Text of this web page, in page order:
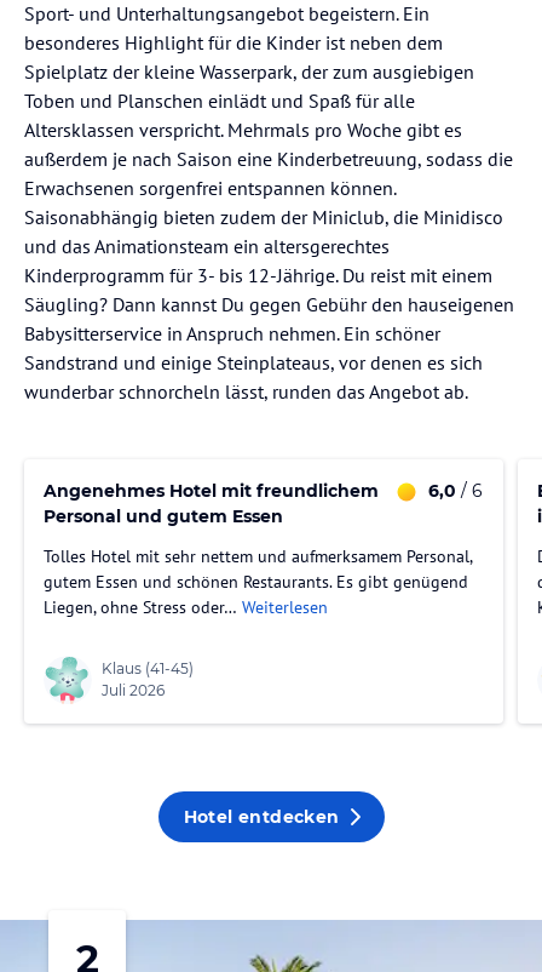
Sport- und Unterhaltungsangebot begeistern. Ein
besonderes Highlight für die Kinder ist neben dem
Spielplatz der kleine Wasserpark, der zum ausgiebigen
Toben und Planschen einlädt und Spaß für alle
Altersklassen verspricht. Mehrmals pro Woche gibt es
außerdem je nach Saison eine Kinderbetreuung, sodass die
Erwachsenen sorgenfrei entspannen können.
Saisonabhängig bieten zudem der Miniclub, die Minidisco
und das Animationsteam ein altersgerechtes
Kinderprogramm für 3- bis 12-Jährige. Du reist mit einem
Säugling? Dann kannst Du gegen Gebühr den hauseigenen
Babysitterservice in Anspruch nehmen. Ein schöner
Sandstrand und einige Steinplateaus, vor denen es sich
wunderbar schnorcheln lässt, runden das Angebot ab.
Angenehmes Hotel mit freundlichem
Personal und gutem Essen
6,0 / 6
Tolles Hotel mit sehr nettem und aufmerksamem Personal,
gutem Essen und schönen Restaurants. Es gibt genügend
Liegen, ohne Stress oder… Weiterlesen
Klaus (41-45)
Juli 2026
Hotel entdecken
2